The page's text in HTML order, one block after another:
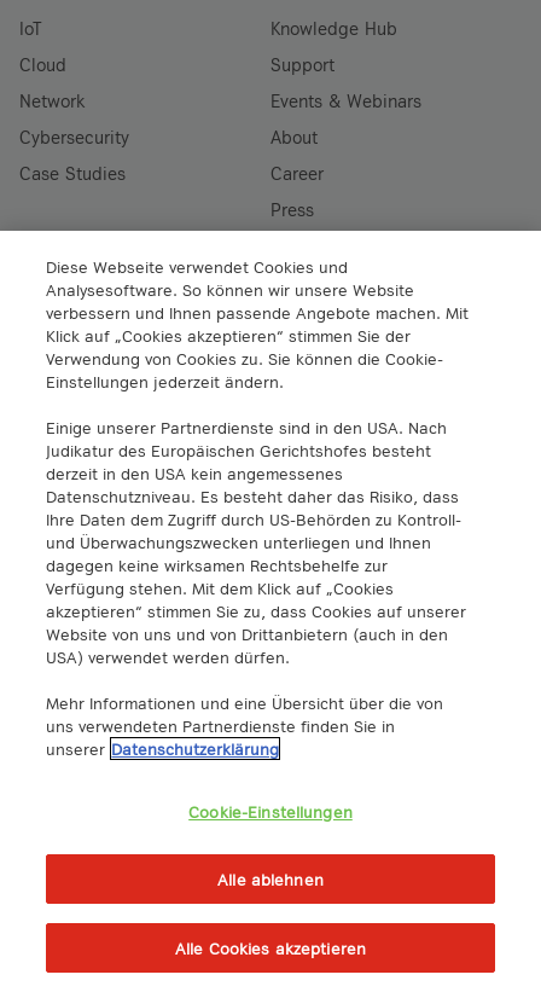
IoT
Cloud
Network
Cybersecurity
Case Studies
Knowledge Hub
Support
Events & Webinars
About
Career
Press
Werden Sie Partner
Legal
Trust Center
Terms and Conditions
Privacy Policy
Privacy Settings
Imprint
Follow us
A1 Digital International GmbH & Co KG
A1 Digital Spain S.L.
Calle Federico Salmón 13
Diese Webseite verwendet Cookies und
Analysesoftware. So können wir unsere Website
verbessern und Ihnen passende Angebote machen. Mit
Klick auf „Cookies akzeptieren“ stimmen Sie der
Verwendung von Cookies zu. Sie können die Cookie-
Einstellungen jederzeit ändern.
Einige unserer Partnerdienste sind in den USA. Nach
Judikatur des Europäischen Gerichtshofes besteht
derzeit in den USA kein angemessenes
Datenschutzniveau. Es besteht daher das Risiko, dass
Ihre Daten dem Zugriff durch US-Behörden zu Kontroll-
und Überwachungszwecken unterliegen und Ihnen
dagegen keine wirksamen Rechtsbehelfe zur
Verfügung stehen. Mit dem Klick auf „Cookies
akzeptieren“ stimmen Sie zu, dass Cookies auf unserer
Website von uns und von Drittanbietern (auch in den
USA) verwendet werden dürfen.
Mehr Informationen und eine Übersicht über die von
uns verwendeten Partnerdienste finden Sie in
unserer Datenschutzerklärung
Cookie-Einstellungen
Alle ablehnen
Alle Cookies akzeptieren